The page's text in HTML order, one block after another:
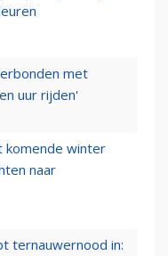
met
uur rijden'
komende winter
naar
ternauwernood in: